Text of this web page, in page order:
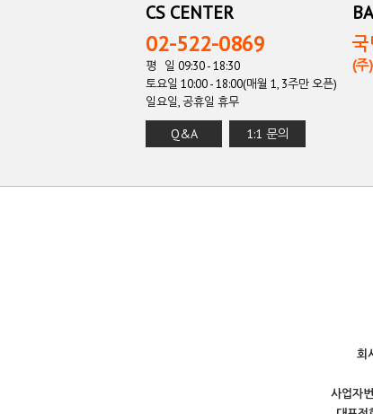
CS CENTER
02-522-0869
평 일 09:30 - 18:30
토요일 10:00 - 18:00(매월 1, 3주만 오픈)
일요일, 공휴일 휴무
Q&A 1:1 문의
(주
회
사업자